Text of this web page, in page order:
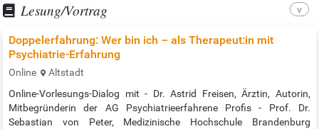
ausgestattet, somit spielt das…
Lesung/Vortrag
Doppelerfahrung: Wer bin ich – als Therapeut:in mit
Psychiatrie-Erfahrung
Online
Altstadt
Online-Vorlesungs-Dialog mit - Dr. Astrid Freisen, Ärztin, Autorin,
Mitbegründerin der AG Psychiatrieerfahrene Profis - Prof. Dr.
Sebastian von Peter, Medizinische Hochschule Brandenburg